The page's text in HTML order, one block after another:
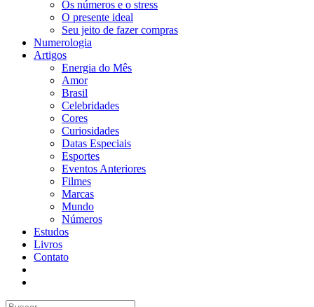
Os números e o stress
O presente ideal
Seu jeito de fazer compras
Numerologia
Artigos
Energia do Mês
Amor
Brasil
Celebridades
Cores
Curiosidades
Datas Especiais
Esportes
Eventos Anteriores
Filmes
Marcas
Mundo
Números
Estudos
Livros
Contato